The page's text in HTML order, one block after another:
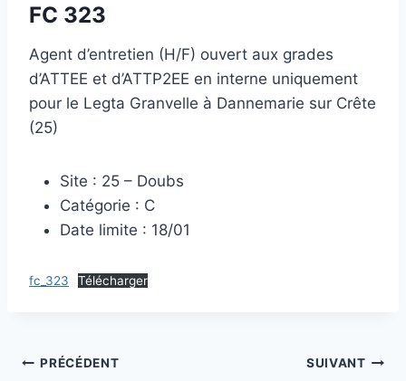
FC 323
Agent d’entretien (H/F) ouvert aux grades
d’ATTEE et d’ATTP2EE en interne uniquement
pour le Legta Granvelle à Dannemarie sur Crête
(25)
Site : 25 – Doubs
Catégorie : C
Date limite : 18/01
fc_323 Télécharger
Navigation
PRÉCÉDENT SUIVANT